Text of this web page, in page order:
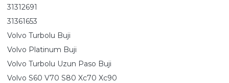
31312691
31361653
Volvo Turbolu Buji
Volvo Platinum Buji
Volvo Turbolu Uzun Paso Buji
Volvo S60 V70 S80 Xc70 Xc90